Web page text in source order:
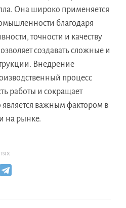
Она широко применяется
благодаря
точности и качеству
создавать сложные и
Внедрение
процесс
работы и сокращает
является важным фактором в
на рынке.